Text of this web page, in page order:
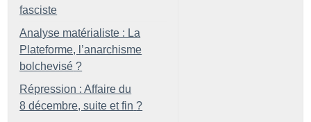
fasciste
Analyse matérialiste : La
Plateforme, l’anarchisme
bolchevisé ?
Répression : Affaire du
8 décembre, suite et fin ?